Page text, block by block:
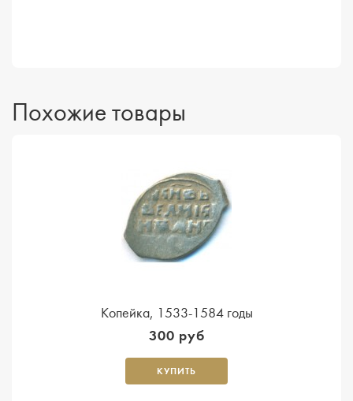
Похожие товары
Копейка, 1533-1584 годы
300 руб
КУПИТЬ